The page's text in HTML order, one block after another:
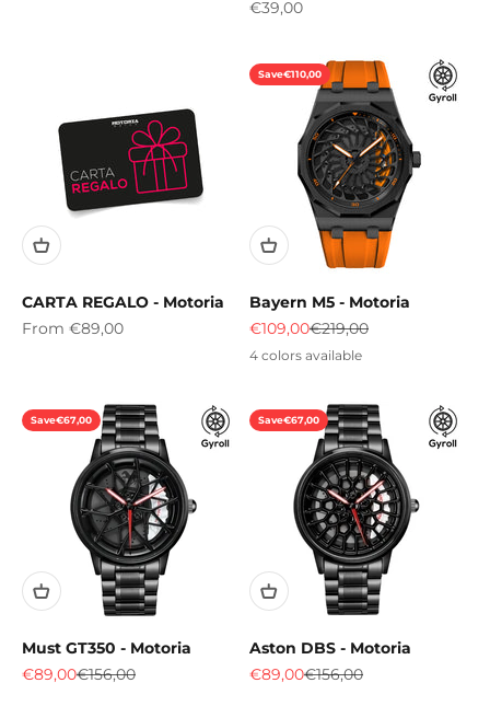
Sale price
€39,00
CARTA REGALO - Motoria
Sale price
From €89,00
Save€110,00
Bayern M5 - Motoria
Sale price
€109,00Regular price
€219,00
4 colors available
Save€67,00
Must GT350 - Motoria
Sale price
€89,00Regular price
€156,00
Save€67,00
Aston DBS - Motoria
Sale price
€89,00Regular price
€156,00